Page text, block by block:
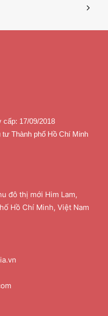
cấp: 17/09/2018
Thành phố Hồ Chí Minh
đô thị mới Him Lam,
Hồ Chí Minh, Việt Nam